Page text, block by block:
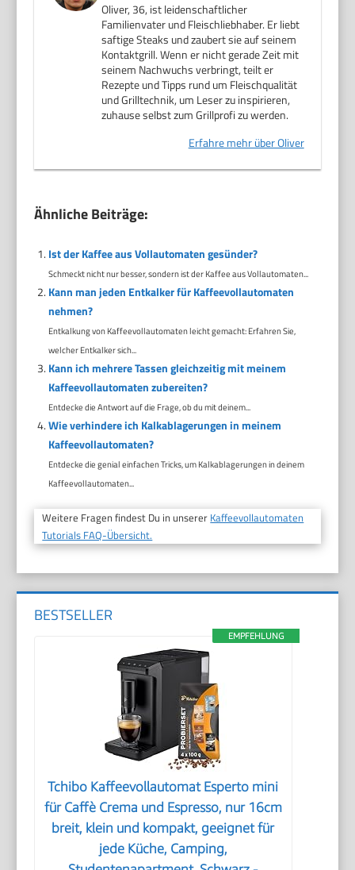
Oliver, 36, ist leidenschaftlicher
Familienvater und Fleischliebhaber. Er liebt
saftige Steaks und zaubert sie auf seinem
Kontaktgrill. Wenn er nicht gerade Zeit mit
seinem Nachwuchs verbringt, teilt er
Rezepte und Tipps rund um Fleischqualität
und Grilltechnik, um Leser zu inspirieren,
zuhause selbst zum Grillprofi zu werden.
Erfahre mehr über Oliver
Ähnliche Beiträge:
Ist der Kaffee aus Vollautomaten gesünder?
Schmeckt nicht nur besser, sondern ist der Kaffee aus Vollautomaten...
Kann man jeden Entkalker für Kaffeevollautomaten
nehmen?
Entkalkung von Kaffeevollautomaten leicht gemacht: Erfahren Sie,
welcher Entkalker sich...
Kann ich mehrere Tassen gleichzeitig mit meinem
Kaffeevollautomaten zubereiten?
Entdecke die Antwort auf die Frage, ob du mit deinem...
Wie verhindere ich Kalkablagerungen in meinem
Kaffeevollautomaten?
Entdecke die genial einfachen Tricks, um Kalkablagerungen in deinem
Kaffeevollautomaten...
Weitere Fragen findest Du in unserer Kaffeevollautomaten
Tutorials FAQ-Übersicht.
BESTSELLER
EMPFEHLUNG
Tchibo Kaffeevollautomat Esperto mini
für Caffè Crema und Espresso, nur 16cm
breit, klein und kompakt, geeignet für
jede Küche, Camping,